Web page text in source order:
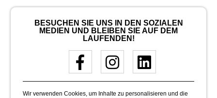
BESUCHEN SIE UNS IN DEN SOZIALEN
MEDIEN UND BLEIBEN SIE AUF DEM
LAUFENDEN!
Wir verwenden Cookies, um Inhalte zu personalisieren und die